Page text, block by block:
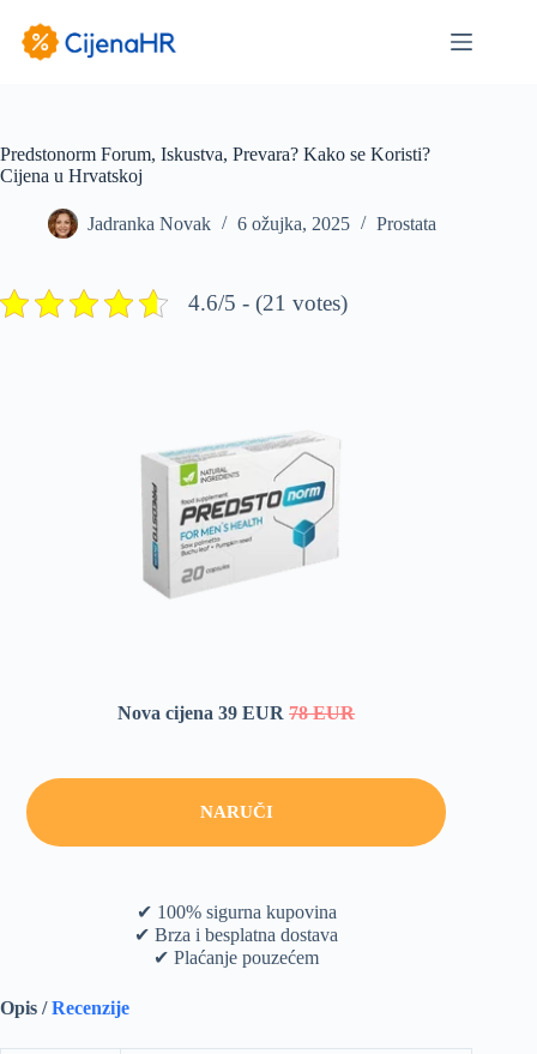
sadržaj
Predstonorm Forum, Iskustva, Prevara? Kako se Koristi?
Cijena u Hrvatskoj
Jadranka Novak 6 ožujka, 2025 Prostata
4.6/5 - (21 votes)
Nova cijena 39 EUR78 EUR
NARUČI
✔ 100% sigurna kupovina
✔ Brza i besplatna dostava
✔ Plaćanje pouzećem
Opis /Recenzije